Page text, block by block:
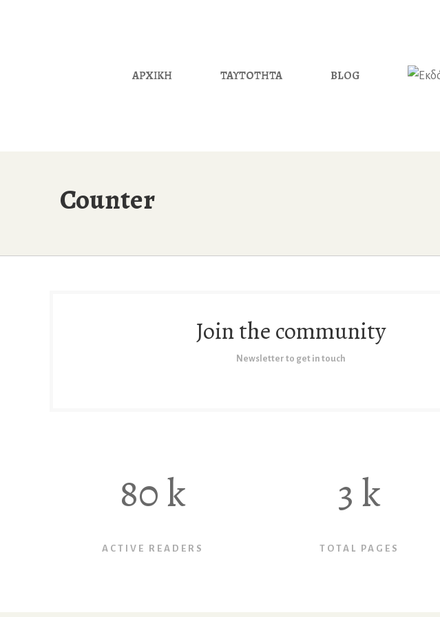
ΑΡΧΙΚΗ ΤΑΥΤΟΤΗΤΑ BLOG
Counter
Join the community
Newsletter to get in touch
80k
ACTIVE READERS
3k
TOTAL PAGES